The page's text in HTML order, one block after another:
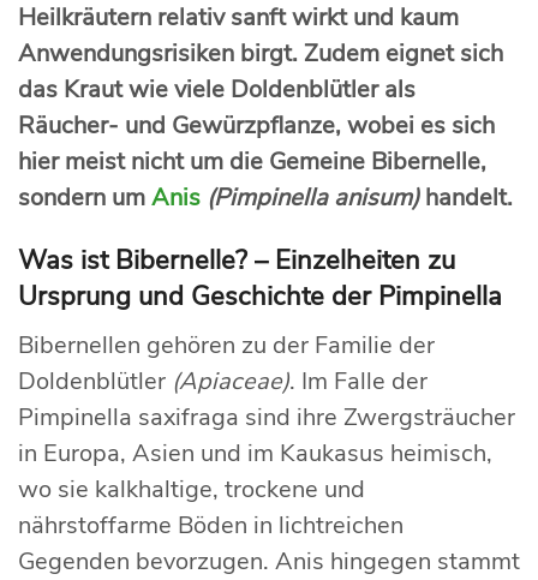
Heilkräutern relativ sanft wirkt und kaum
Anwendungsrisiken birgt. Zudem eignet sich
das Kraut wie viele Doldenblütler als
Räucher- und Gewürzpflanze, wobei es sich
hier meist nicht um die Gemeine Bibernelle,
sondern umAnis (Pimpinella anisum)handelt.
Was ist Bibernelle? – Einzelheiten zu
Ursprung und Geschichte der Pimpinella
Bibernellen gehören zu der Familie der
Doldenblütler (Apiaceae). Im Falle der
Pimpinella saxifraga sind ihre Zwergsträucher
in Europa, Asien und im Kaukasus heimisch,
wo sie kalkhaltige, trockene und
nährstoffarme Böden in lichtreichen
Gegenden bevorzugen. Anis hingegen stammt